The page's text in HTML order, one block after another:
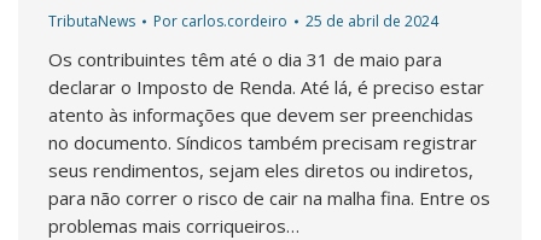
TributaNews Por carlos.cordeiro 25 de abril de 2024
Os contribuintes têm até o dia 31 de maio para
declarar o Imposto de Renda. Até lá, é preciso estar
atento às informações que devem ser preenchidas
no documento. Síndicos também precisam registrar
seus rendimentos, sejam eles diretos ou indiretos,
para não correr o risco de cair na malha fina. Entre os
problemas mais corriqueiros…